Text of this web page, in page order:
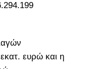
ευρώ και η